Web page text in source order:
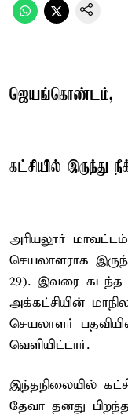
ஜெயங்கொண்டம்,
கட்சியில் இருந்து
அரியலூர்
செயலாளராக
29). இவரை கடந்த
அக்கட்சியின்
செயலாளர்
வெளியிட்டார்.
இந்தநிலையில்
தேவா தனது